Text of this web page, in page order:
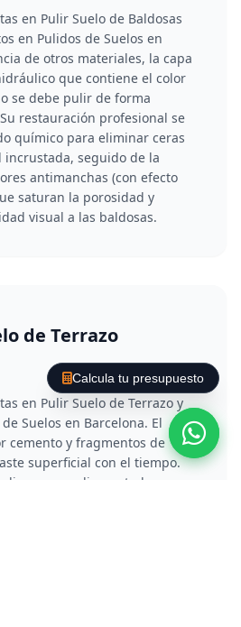
en Pulir Suelo de Baldosas
en Pulidos de Suelos en
de otros materiales, la capa
que contiene el color
se debe pulir de forma
restauración profesional se
químico para eliminar ceras
seguido de la
antimanchas (con efecto
saturan la porosidad y
visual a las baldosas.
de Terrazo
en Pulir Suelo de Terrazo y
Suelos en Barcelona. El
cemento y fragmentos de
superficial con el tiempo.
un diamantado por
Calcula tu presupuesto